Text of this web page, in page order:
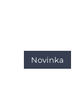
Novinka